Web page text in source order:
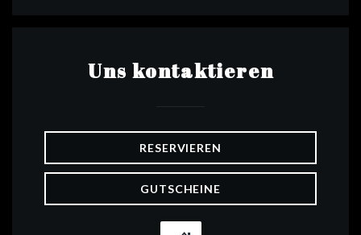
Uns kontaktieren
RESERVIEREN
GUTSCHEINE